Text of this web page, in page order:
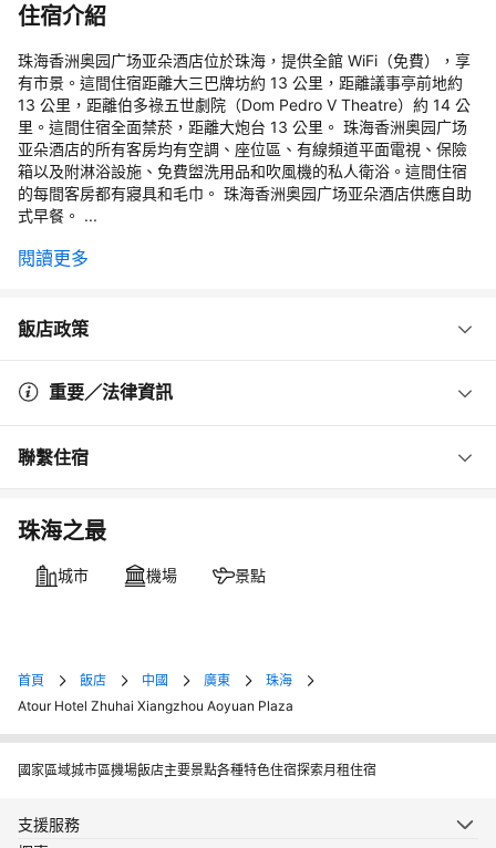
住宿介紹
珠海香洲奥园广场亚朵酒店位於珠海，提供全館 WiFi（免費），享
有市景。這間住宿距離大三巴牌坊約 13 公里，距離議事亭前地約
13 公里，距離伯多祿五世劇院（Dom Pedro V Theatre）約 14 公
里。這間住宿全面禁菸，距離大炮台 13 公里。 珠海香洲奥园广场
亚朵酒店的所有客房均有空調、座位區、有線頻道平面電視、保險
箱以及附淋浴設施、免費盥洗用品和吹風機的私人衛浴。這間住宿
的每間客房都有寢具和毛巾。 珠海香洲奥园广场亚朵酒店供應自助
式早餐。 ...
閱讀更多
飯店政策
重要／法律資訊
聯繫住宿
珠海之最
城市 機場 景點
首頁 飯店 中國 廣東
珠海
Atour Hotel Zhuhai Xiangzhou Aoyuan Plaza
國家區域城市區機場飯店主要景點各種特色住宿探索月租住宿
支援服務